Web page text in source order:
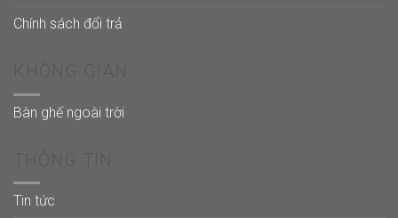
Chính sách đổi trả
Bàn ghế ngoài trời
Tin tức